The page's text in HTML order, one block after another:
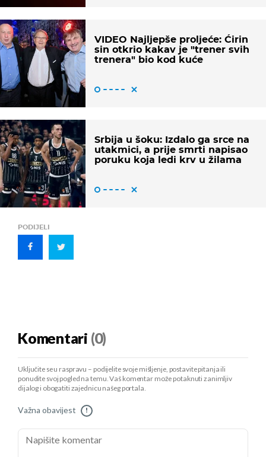
VIDEO Najljepše proljeće: Ćirin
sin otkrio kakav je "trener svih
trenera" bio kod kuće
Srbija u šoku: Izdalo ga srce na
utakmici, a prije smrti napisao
poruku koja ledi krv u žilama
PODIJELI
Komentari (0)
Uključite se u raspravu – podijelite svoje mišljenje, postavite pitanja ili
ponudite svoj pogled na temu. Vaš komentar može potaknuti zanimljiv
dijalog i obogatiti zajednicu našeg portala.
Važna obavijest !